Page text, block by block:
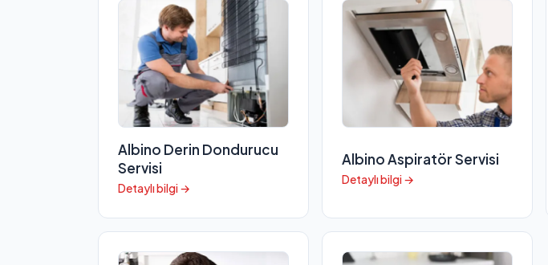
Albino Derin Dondurucu
Servisi
Detaylı bilgi →
Albino Aspiratör Servisi
Detaylı bilgi →